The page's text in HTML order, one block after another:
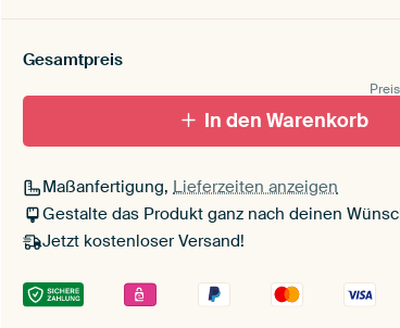
Gesamtpreis
In den Warenkorb
Maßanfertigung, Lieferzeiten anzeigen
Gestalte das Produkt ganz nach deinen
Jetzt kostenloser Versand!